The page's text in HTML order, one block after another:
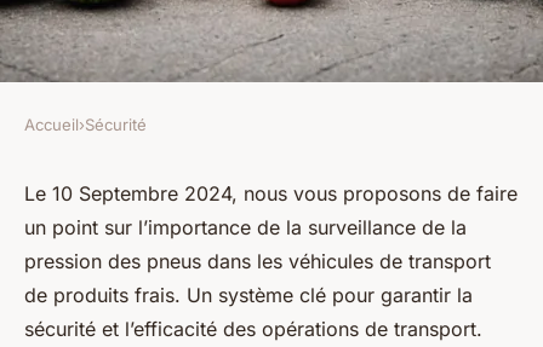
Quels sont les avantages des
systèmes de surveillance de la
pression des pneus pour les
véhicules de transport de
Accueil›Sécurité
Le 10 Septembre 2024, nous vous proposons de faire
un point sur l’importance de la surveillance de la
pression des pneus dans les véhicules de transport
de produits frais. Un système clé pour garantir la
sécurité et l’efficacité des opérations de transport.